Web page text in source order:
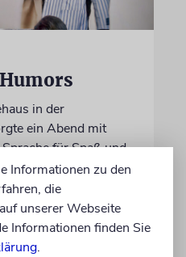
in der
ein Abend mit
für Spaß und
Informationen zu den
die
unserer Webseite
Informationen finden Sie
.